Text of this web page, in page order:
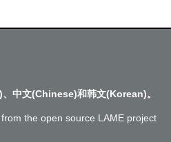
中文(Chinese)和韩文(Korean)。
from the open source LAME project